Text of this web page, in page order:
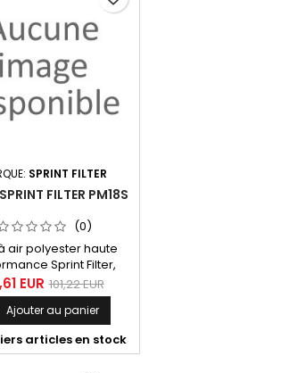
SPRINT FILTER
FILTER PM18S
(0)
air polyester haute
Sprint Filter,
PM18S
ZX6 R (98-01),
ZX6 R (02)
EUR 101,22 EUR
Ajouter au panier
articles en stock